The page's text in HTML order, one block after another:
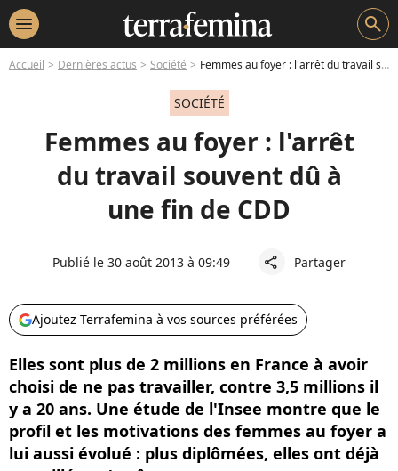
menu search
Accueil Dernières actus Société Femmes au foyer : l'arrêt du travail souvent dû à une fin de CDD
SOCIÉTÉ
Femmes au foyer : l'arrêt
du travail souvent dû à
une fin de CDD
Publié le 30 août 2013 à 09:49 share Partager
Ajoutez Terrafemina à vos sources préférées
Elles sont plus de 2 millions en France à avoir
choisi de ne pas travailler, contre 3,5 millions il
y a 20 ans. Une étude de l'Insee montre que le
profil et les motivations des femmes au foyer a
lui aussi évolué : plus diplômées, elles ont déjà